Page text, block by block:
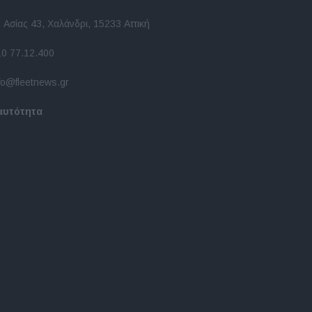
43, Χαλάνδρι, 15233 Αττική
77.12.400